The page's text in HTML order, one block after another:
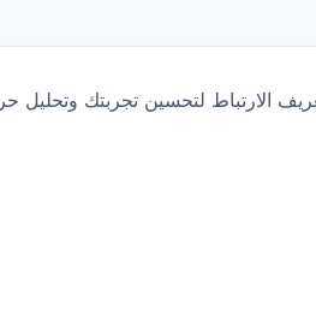
الارتباط لتحسين تجربتك وتحليل